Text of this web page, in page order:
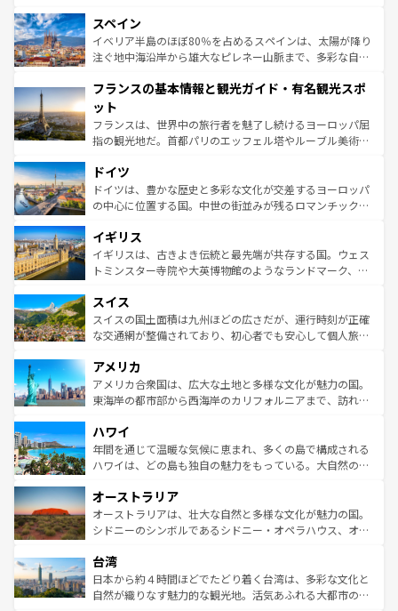
ろん、トスカーナの美しい田園風景やアマルフィ海岸の絶
景など、自然景観も見逃せない。観光の合間には、本場の
ピザやパスタなど、絶品のイタリア料理を堪能することも
ませてくれるイタリアで、忘れられない旅をしてみよう！
なお、新着のイタリア情報は
しい。
スペイン
イベリア半島のほぼ80％を占めるスペインは、太陽が降り
注ぐ地中海沿岸から雄大なピレネー山脈まで、多彩な自然
文化が根付くこの国では、情熱的なフラメンコ、熱気あふ
れる闘牛、そして美味しいタパスが生活の一部となってい
る。首都マドリードの洗練された雰囲気や、バルセロナの
アートに溢れた街角から、地方では古代ローマ遺跡や中世
せる。地方によって風土や気候が異なるスペインはその個
性で訪れる人を魅了する。 なお、新着のスペイン情報は コ
ンテンツ一覧を参照してほしい。
フランスの基本情報と観光ガイド・有名観光スポ
ット
フランスは、世界中の旅行者を魅了し続けるヨーロッパ屈
指の観光地だ。首都パリのエッフェル塔やルーブル美術館
で、幅広い魅力が詰まっている。華麗な宮殿、歴史的な大
聖堂、美しいビーチ、そして豊かな自然が、訪れる者を心
から魅了する。また、フランスは美食の国としても知ら
いる。シャンパンの発祥地であるランス、プロヴァンスの
香り高いラベンダー畑など、多彩な楽しみ方が可能だ。さ
らに、パリ以外の地域にも魅力が溢れており、どの街角に
れる地方に足を運ぶとそれぞれで全く異なる文化を体験で
きるだろう。 なお、新着のフランス情報はコンテンツ一覧
を参照してほしい。
ドイツ
ドイツは、豊かな歴史と多彩な文化が交差するヨーロッパ
の中心に位置する国。中世の街並みが残るロマンチック街
顔を持つこの国は、どこを歩いても飽きることがない。ベ
ルリンの文化的活気、バイエルン州のアルプスの絶景、そ
してライン川沿いのワイン畑といった風景は必見。ビール
は、お酒好きな人にはぜひ体験してほしい。 なお、新着の
ドイツ情報はコンテンツ一覧を参照してほしい。
イギリス
イギリスは、古きよき伝統と最先端が共存する国。ウェス
トミンスター寺院や大英博物館のようなランドマーク、歴
リアごとに異なる魅力がある。また、優雅なアフタヌーン
ティー、ビール好きにはたまらない英国パブ、サッカー観
戦など、本場だからこそできる体験も豊富。イギリスを旅
ンツ一覧を参照してほしい。
スイス
スイスの国土面積は九州ほどの広さだが、運行時刻が正確
な交通網が整備されており、初心者でも安心して個人旅行
の建物がそのまま残る町や、スイスならではのユニークな
博物館もあり、アルプス観光だけでなく町歩きも満喫する
ことができる。国民の所得が高いため物価も高いが、旅行
ば市内交通費無料で観光を楽しむこともできる。 なお、新
着のスイス情報はコンテンツ一覧 を参照してほしい。
アメリカ
アメリカ合衆国は、広大な土地と多様な文化が魅力の国。
東海岸の都市部から西海岸のカリフォルニアまで、訪れる
のような巨大都市は、観光、ショッピング、エンターテイ
ンメントが詰まった刺激的なスポットだ。一方、アメリカ
西部には大自然が広がり、グランドキャニオンやイエロー
部のニューオーリンズでは、音楽と美食が融合した独特の
文化が魅力。旅行者はアメリカの各地域で異なる魅力を楽
しみながら、その多様性と豊かな歴史を感じることができ
ならではの贅沢な旅のスタイルだ。 なお、新着のアメリカ
情報はコンテンツ一覧を参照してほしい。
ハワイ
年間を通じて温暖な気候に恵まれ、多くの島で構成される
ハワイは、どの島も独自の魅力をもっている。大自然の神
ワイ島は見逃せない。また、定番の観光地といえばオアフ
島だが、静かな自然を求めるならマウイ島やカウアイ島が
おすすめ。エメラルドグリーンに輝く海をはじめ、豊かな
れるおもてなしの心で訪れる人々を迎えてくれるハワイの
人々、おいしいローカルフードやハワイアンミュージッ
ク、伝統的なフラダンスなど、すべてがハワイの魅力を彩
オーストラリア
オーストラリアは、壮大な自然と多様な文化が魅力の国。
シドニーのシンボルであるシドニー・オペラハウス、オー
リアリーフや大陸中央部にそびえるウルル（エアーズロッ
ク）、タスマニアの美しい原生林やケアンズの熱帯雨林な
ど、見どころがたくさん。また、カフェやワイン、オージ
台湾
日本から約４時間ほどでたどり着く台湾は、多彩な文化と
自然が織りなす魅力的な観光地。活気あふれる大都市の台